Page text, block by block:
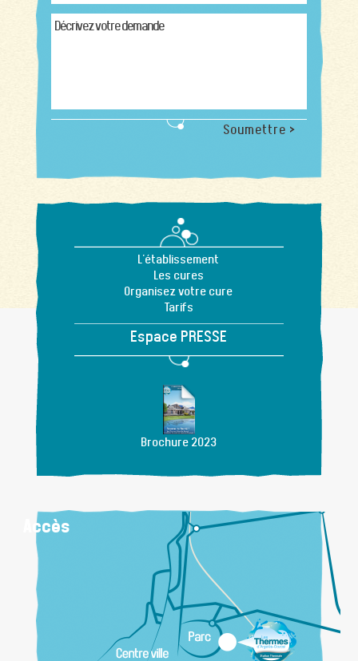
Soumettre >
L'établissement
Les cures
Organisez votre cure
Tarifs
Espace PRESSE
Brochure 2023
Accès